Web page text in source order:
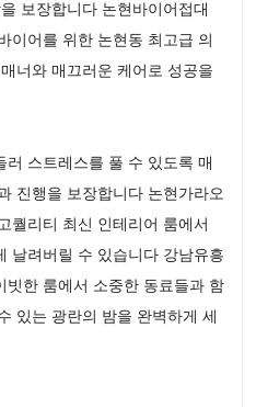
보장합니다 논현바이어접대
이어를 위한 논현동 최고급 의
너와 매끄러운 케어로 성공을
스트레스를 풀 수 있도록 매
진행을 보장합니다 논현가라오
퀄리티 최신 인테리어 룸에서
날려버릴 수 있습니다 강남유흥
한 룸에서 소중한 동료들과 함
있는 광란의 밤을 완벽하게 세